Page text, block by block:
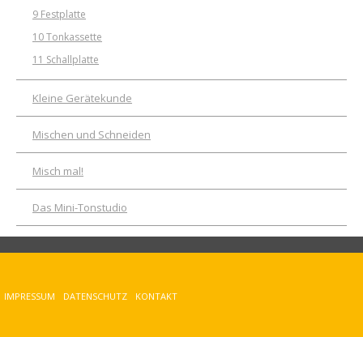
9 Festplatte
10 Tonkassette
11 Schallplatte
Kleine Gerätekunde
Mischen und Schneiden
Misch mal!
Das Mini-Tonstudio
IMPRESSUM DATENSCHUTZ KONTAKT